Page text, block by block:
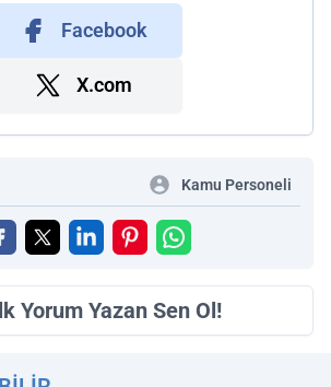
Facebook
X.com
Kamu Personeli
Yorum Yazan Sen Ol!